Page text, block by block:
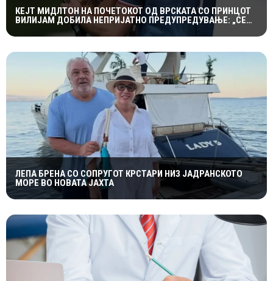
КЕЈТ МИДЛТОН НА ПОЧЕТОКОТ ОД ВРСКАТА СО ПРИНЦОТ
ВИЛИЈАМ ДОБИЛА НЕПРИЈАТНО ПРЕДУПРЕДУВАЊЕ: „СЕ
МАЖИШ ВО ПОГРЕШНО СЕМЕЈСТВО“
ЛЕПА БРЕНА СО СОПРУГОТ КРСТАРИ НИЗ ЈАДРАНСКОТО
МОРЕ ВО НОВАТА ЈАХТА